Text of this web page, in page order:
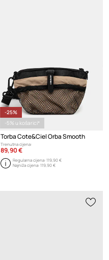
-25%
-5% u košarici*
Torba Cote&Ciel Orba Smooth
Trenutna cijena:
89,90 €
Regularna cijena:119,90 €
Najniža cijena:119,90 €